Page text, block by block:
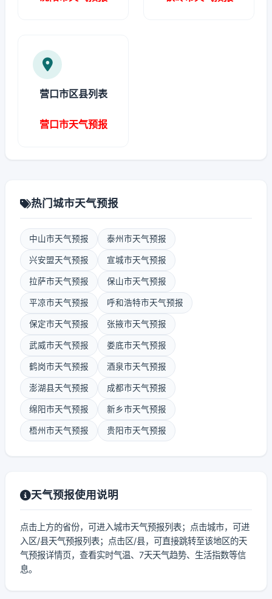
营口市区县列表
营口市天气预报
热门城市天气预报
中山市天气预报 泰州市天气预报
兴安盟天气预报 宣城市天气预报
拉萨市天气预报 保山市天气预报
平凉市天气预报 呼和浩特市天气预报
保定市天气预报 张掖市天气预报
武威市天气预报 娄底市天气预报
鹤岗市天气预报 酒泉市天气预报
澎湖县天气预报 成都市天气预报
绵阳市天气预报 新乡市天气预报
梧州市天气预报 贵阳市天气预报
天气预报使用说明
点击上方的省份，可进入城市天气预报列表；点击城市，可进
入区/县天气预报列表；点击区/县，可直接跳转至该地区的天
气预报详情页，查看实时气温、7天天气趋势、生活指数等信
息。